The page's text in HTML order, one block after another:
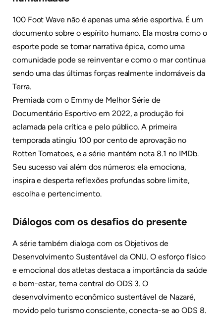
100 Foot Wave não é apenas uma série esportiva. É um
documento sobre o espírito humano. Ela mostra como o
esporte pode se tornar narrativa épica, como uma
comunidade pode se reinventar e como o mar continua
sendo uma das últimas forças realmente indomáveis da
Terra.
Premiada com o Emmy de Melhor Série de
Documentário Esportivo em 2022, a produção foi
aclamada pela crítica e pelo público. A primeira
temporada atingiu 100 por cento de aprovação no
Rotten Tomatoes, e a série mantém nota 8.1 no IMDb.
Seu sucesso vai além dos números: ela emociona,
inspira e desperta reflexões profundas sobre limite,
escolha e pertencimento.
Diálogos com os desafios do presente
A série também dialoga com os Objetivos de
Desenvolvimento Sustentável da ONU. O esforço físico
e emocional dos atletas destaca a importância da saúde
e bem-estar, tema central do ODS 3. O
desenvolvimento econômico sustentável de Nazaré,
movido pelo turismo consciente, conecta-se ao ODS 8.